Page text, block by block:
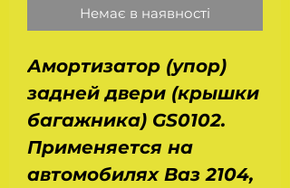
Немає в наявності
Амортизатор (упор)
задней двери (крышки
багажника) GS0102.
Применяется на
автомобилях Ваз 2104,